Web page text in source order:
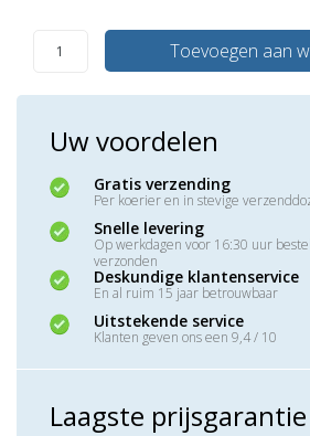
Toevoegen aan
Uw voordelen
Gratis verzending
Per koerier en in stevige
Snelle levering
Op werkdagen voor 16:30 uur
verzonden
Deskundige klantenservice
En al ruim 15 jaar betrouwbaar
Uitstekende service
Klanten geven ons een 9,4 / 10
Laagste prijsgarantie